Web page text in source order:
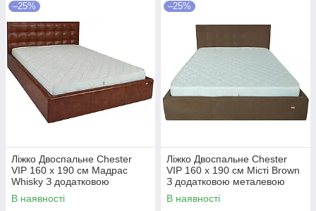
–25%
Ліжко Двоспальне Chester
VIP 160 х 190 см Мадрас
Whisky З додатковою
металевою цільнозварною
рамою Коричневий
В наявності
–25%
Ліжко Двоспальне Chester
VIP 160 х 190 см Місті Brown
З додатковою металевою
цільнозварною рамою
Коричневий
В наявності